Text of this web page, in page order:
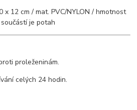
x 12 cm / mat. PVC/NYLON / hmotnost
je potah
proleženinám.
celých 24 hodin.